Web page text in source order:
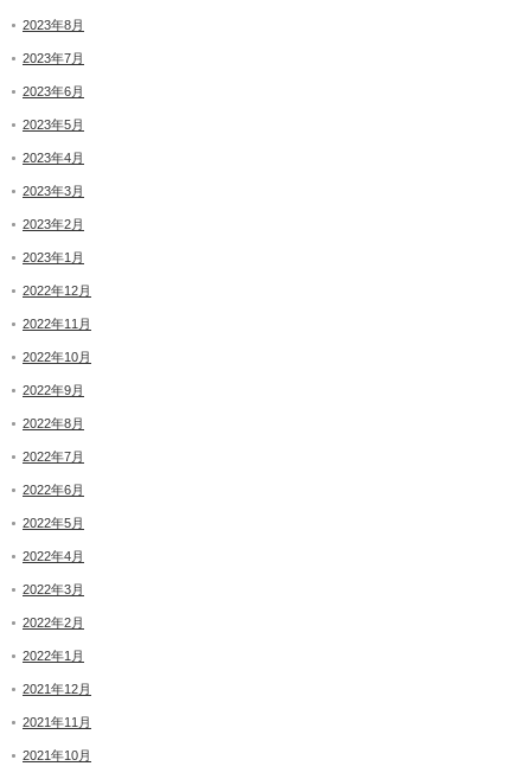
2023年8月
2023年7月
2023年6月
2023年5月
2023年4月
2023年3月
2023年2月
2023年1月
2022年12月
2022年11月
2022年10月
2022年9月
2022年8月
2022年7月
2022年6月
2022年5月
2022年4月
2022年3月
2022年2月
2022年1月
2021年12月
2021年11月
2021年10月